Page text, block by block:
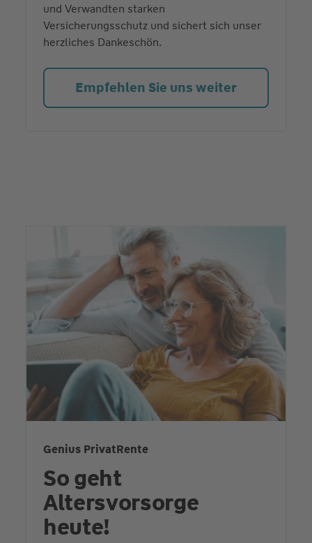
und Verwandten starken
Versicherungsschutz und sichert sich unser
herzliches Dankeschön.
Empfehlen Sie uns weiter
Genius PrivatRente
So geht
Altersvorsorge
heute!